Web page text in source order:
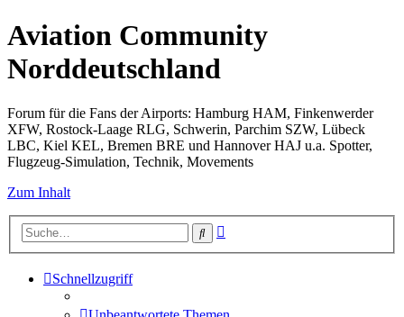
Aviation Community
Norddeutschland
Forum für die Fans der Airports: Hamburg HAM, Finkenwerder
XFW, Rostock-Laage RLG, Schwerin, Parchim SZW, Lübeck
LBC, Kiel KEL, Bremen BRE und Hannover HAJ u.a. Spotter,
Flugzeug-Simulation, Technik, Movements
Zum Inhalt
Suche
Schnellzugriff